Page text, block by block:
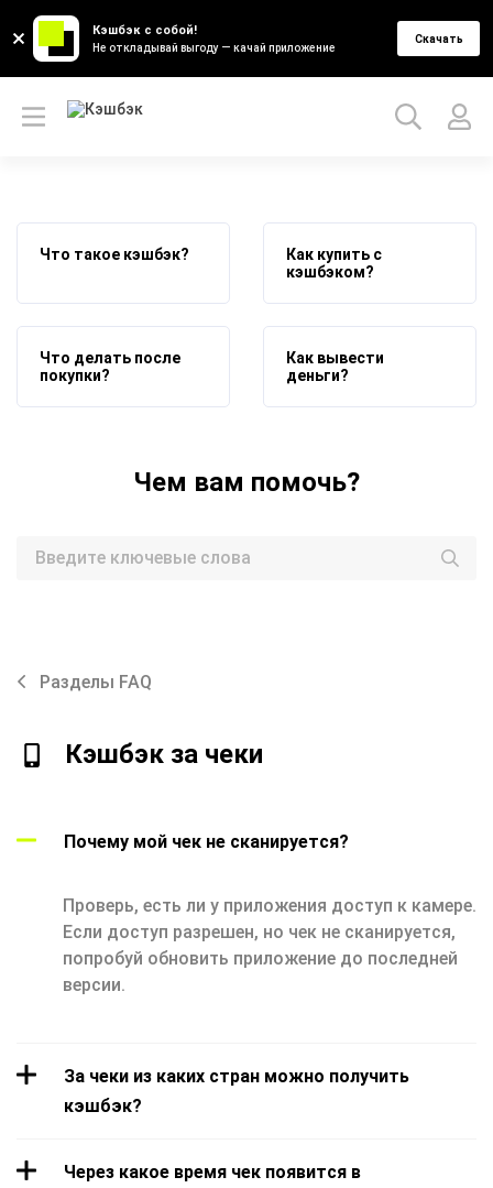
Кэшбэк с собой!
Не откладывай выгоду — качай приложение
Скачать
Что такое кэшбэк?
Как купить с
кэшбэком?
Что делать после
покупки?
Как вывести
деньги?
Чем вам помочь?
Разделы FAQ
Кэшбэк за чеки
Почему мой чек не сканируется?
Проверь, есть ли у приложения доступ к камере.
Если доступ разрешен, но чек не сканируется,
попробуй обновить приложение до последней
версии.
За чеки из каких стран можно получить
кэшбэк?
Через какое время чек появится в